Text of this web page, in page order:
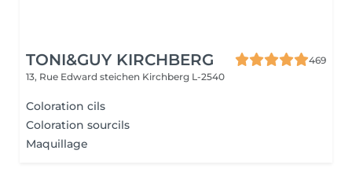
TONI&GUY KIRCHBERG
469
13, Rue Edward steichen Kirchberg L-2540
Coloration cils
Coloration sourcils
Maquillage